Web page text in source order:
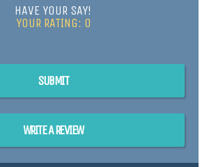
HAVE YOUR SAY!
YOUR RATING: 0
SUBMIT
WRITE A REVIEW